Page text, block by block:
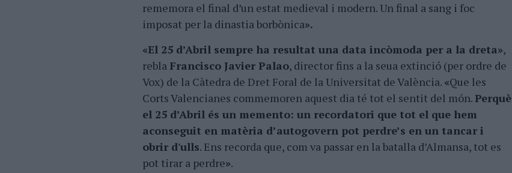
rememora el final d’un estat medieval i modern. Un final a sang i foc
imposat per la dinastia borbònica».
«El 25 d’Abril sempre ha resultat una data incòmoda per a la dreta»,
rebla Francisco Javier Palao, director fins a la seua extinció (per ordre de
Vox) de la Càtedra de Dret Foral de la Universitat de València. «Que les
Corts Valencianes commemoren aquest dia té tot el sentit del món.Perquè
el 25 d’Abril és un memento: un recordatori que tot el que hem
aconseguit en matèria d’autogovern pot perdre’s en un tancar i
obrir d'ulls. Ens recorda que, com va passar en la batalla d’Almansa, tot es
pot tirar a perdre».